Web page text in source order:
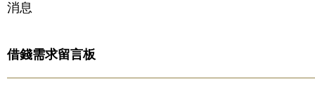
消息
借錢需求留言板